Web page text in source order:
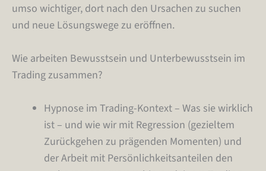
umso wichtiger, dort nach den Ursachen zu suchen
und neue Lösungswege zu eröffnen.
Wie arbeiten Bewusstsein und Unterbewusstsein im
Trading zusammen?
Hypnose im Trading-Kontext – Was sie wirklich
ist – und wie wir mit Regression (gezieltem
Zurückgehen zu prägenden Momenten) und
der Arbeit mit Persönlichkeitsanteilen den